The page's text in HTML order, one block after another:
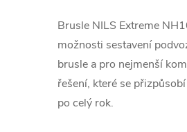
Brusle NILS Extreme
možnosti sestavení
brusle a pro nejmenší
řešení, které se
po celý rok.